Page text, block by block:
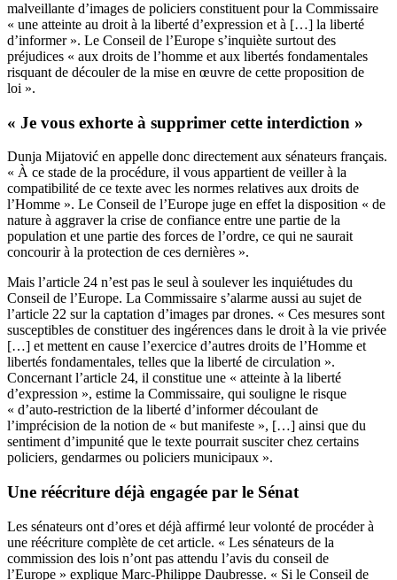
malveillante d’images de policiers constituent pour la Commissaire
« une atteinte au droit à la liberté d’expression et à […] la liberté
d’informer ». Le Conseil de l’Europe s’inquiète surtout des
préjudices « aux droits de l’homme et aux libertés fondamentales
risquant de découler de la mise en œuvre de cette proposition de
loi ».
« Je vous exhorte à supprimer cette interdiction »
Dunja Mijatović en appelle donc directement aux sénateurs français.
« À ce stade de la procédure, il vous appartient de veiller à la
compatibilité de ce texte avec les normes relatives aux droits de
l’Homme ». Le Conseil de l’Europe juge en effet la disposition « de
nature à aggraver la crise de confiance entre une partie de la
population et une partie des forces de l’ordre, ce qui ne saurait
concourir à la protection de ces dernières ».
Mais l’article 24 n’est pas le seul à soulever les inquiétudes du
Conseil de l’Europe. La Commissaire s’alarme aussi au sujet de
l’article 22 sur la captation d’images par drones. « Ces mesures sont
susceptibles de constituer des ingérences dans le droit à la vie privée
[…] et mettent en cause l’exercice d’autres droits de l’Homme et
libertés fondamentales, telles que la liberté de circulation ».
Concernant l’article 24, il constitue une « atteinte à la liberté
d’expression », estime la Commissaire, qui souligne le risque
« d’auto-restriction de la liberté d’informer découlant de
l’imprécision de la notion de « but manifeste », […] ainsi que du
sentiment d’impunité que le texte pourrait susciter chez certains
policiers, gendarmes ou policiers municipaux ».
Une réécriture déjà engagée par le Sénat
Les sénateurs ont d’ores et déjà affirmé leur volonté de procéder à
une réécriture complète de cet article. « Les sénateurs de la
commission des lois n’ont pas attendu l’avis du conseil de
l’Europe » explique Marc-Philippe Daubresse. « Si le Conseil de